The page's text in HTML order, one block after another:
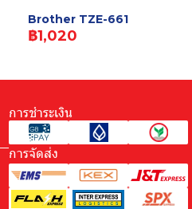
Brother TZE-661
฿1,020
การชำระเงิน
การจัดส่ง